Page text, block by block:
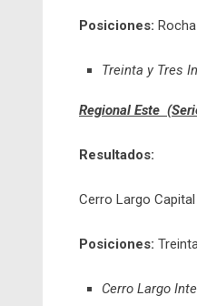
Posiciones:
Treinta y Tres
Regional Este
Resultados:
Cerro Largo
Posiciones:
Cerro Largo